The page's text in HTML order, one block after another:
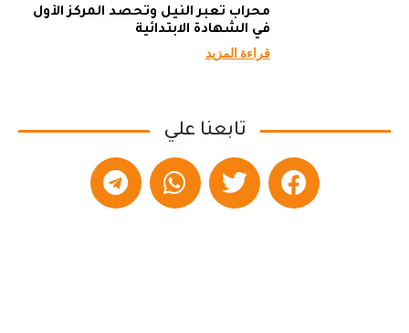
محراب تعبر النيل وتحصد المركز الأول
في الشهادة الابتدائية
قراءة المزيد
تابعنا علي